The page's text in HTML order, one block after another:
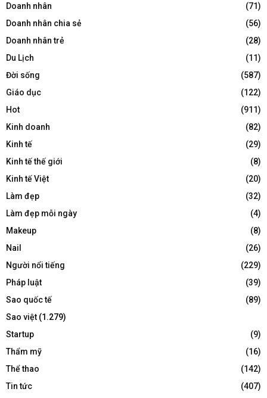
Doanh nhân
(71)
Doanh nhân chia sẻ
(56)
Doanh nhân trẻ
(28)
Du Lịch
(11)
Đời sống
(587)
Giáo dục
(122)
Hot
(911)
Kinh doanh
(82)
Kinh tế
(29)
Kinh tế thế giới
(8)
Kinh tế Việt
(20)
Làm đẹp
(32)
Làm đẹp mỗi ngày
(4)
Makeup
(8)
Nail
(26)
Người nổi tiếng
(229)
Pháp luật
(39)
Sao quốc tế
(89)
Sao việt (1.279)
Startup
(9)
Thẩm mỹ
(16)
Thể thao
(142)
Tin tức
(407)